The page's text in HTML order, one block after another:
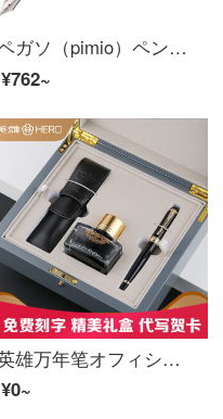
ペガソ（pimio）ペンサインペン男性女性執務大人書写学生用0.5 mmインクペンワナシリーズ936亜黒研砂
¥762~
英雄万年笔オフィシャルギフトボックスセット高級男性ビジネスオフィス大人専用習字硬筆書道大明尖皮套インキ企業カスタマイズ無料彫刻ギフトリーダー
¥0~